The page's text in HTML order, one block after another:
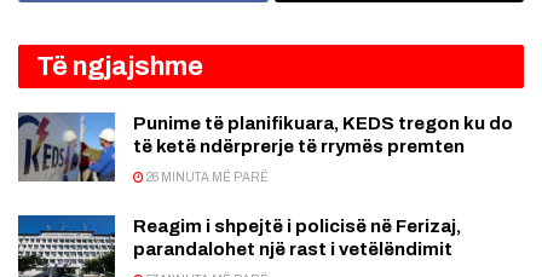
Të ngjajshme
Punime të planifikuara, KEDS tregon ku do
të ketë ndërprerje të rrymës premten
26 MINUTA MË PARË
Reagim i shpejtë i policisë në Ferizaj,
parandalohet një rast i vetëlëndimit